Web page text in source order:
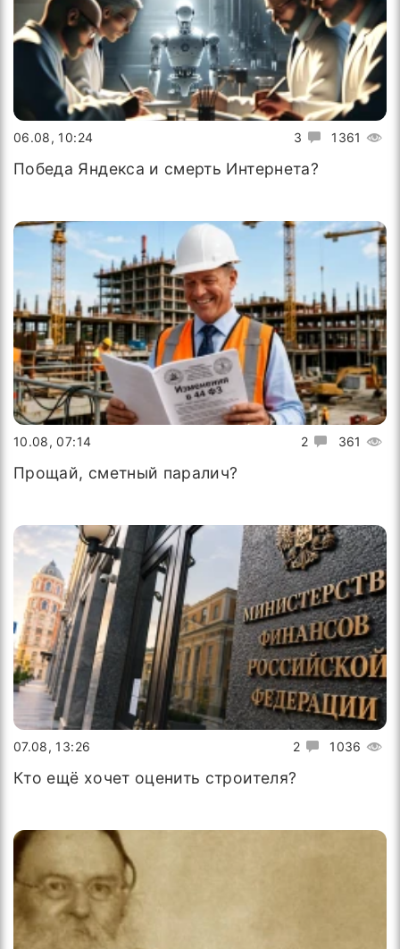
3 1361
06.08, 10:24
Победа Яндекса и смерть Интернета?
2 361
10.08, 07:14
Прощай, сметный паралич?
2 1036
07.08, 13:26
Кто ещё хочет оценить строителя?